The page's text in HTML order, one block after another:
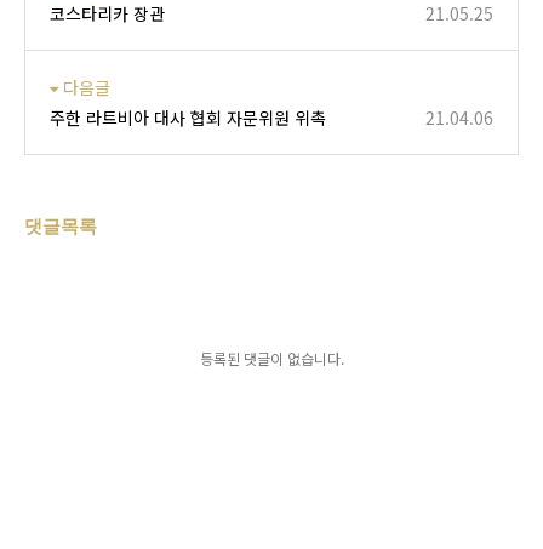
코스타리카 장관
21.05.25
다음글
주한 라트비아 대사 협회 자문위원 위촉
21.04.06
댓글목록
등록된 댓글이 없습니다.